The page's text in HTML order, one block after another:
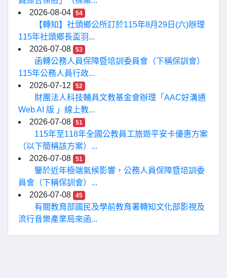
2026-08-04
54
【轉知】社頭鄉公所訂於115年8月29日(六)辦理
115年社頭鄉長盃羽...
2026-07-08
53
函轉公務人員保障暨培訓委員會（下稱保訓會）
115年公務人員行政...
2026-07-12
52
財團法人科技輔具文教基金會辦理「AAC好溝通
Web AI 版 」線上教...
2026-07-08
51
115年至118年全國公教員工旅遊平安卡優惠方案
（以下簡稱該方案）...
2026-07-08
51
鑒於近年極端氣候影響，公務人員保障暨培訓委
員會（下稱保訓會）...
2026-07-08
45
有關教育部國民及學前教育署轉知文化部影視及
流行音樂產業局來函...